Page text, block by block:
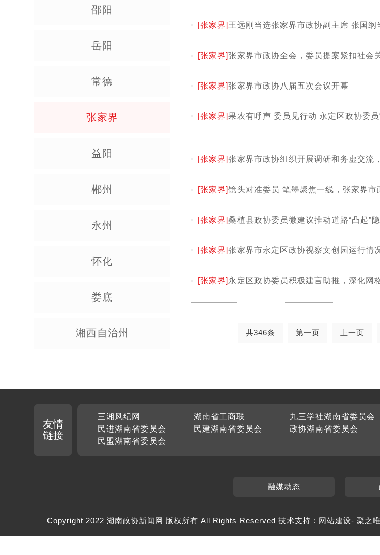
邵阳
岳阳
常德
张家界
益阳
郴州
永州
怀化
娄底
湘西自治州
[张家界] 王远刚当选张
[张家界]张家界市政协全会，委员提案紧扣社会
[张家界]张家界市政协八届五次会议开幕
[张家界] 果农有呼声 委员见行动 永定
[张家界]张家界市政协组织开展调研和务虚交流
[张家界] 镜头对准委员 笔墨聚焦一线，
[张家界]桑植县政协委员微建议推动道路“凸起”
[张家界]张家界市永定区政协视察文创园运行情
[张家界] 永定区政协委员积极建言助推，深化网
共346条 第一页 上一页
友情
链接
三湘风纪网 湖南省工商联 九三学社湖南省委员会
民进湖南省委员会
民建湖南省委员会 政协湖南省委员会
民盟湖南省委员会
融媒动态
Copyright 2022 湖南政协新闻网 版权所有 All Rights Reserved 技术支持： 网站建设- 聚之唯